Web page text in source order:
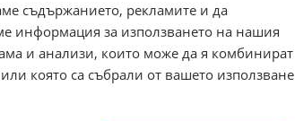
съдържанието, рекламите и да
информация за използването на нашия
и анализи, които може да я комбинират
която са събрали от вашето използване